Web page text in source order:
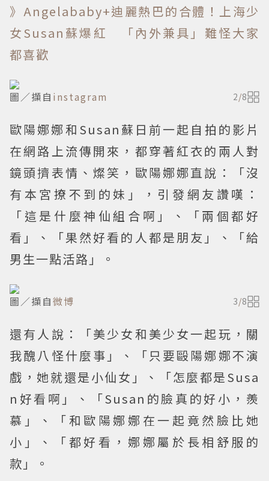
》Angelababy+迪麗熱巴的合體！上海少
女Susan蘇爆紅 「內外兼具」難怪大家
都喜歡
圖／擷自 instagram 2/8
歐陽娜娜和Susan蘇日前一起自拍的影片
在網路上流傳開來，都穿著紅衣的兩人對
鏡頭擠表情、燦笑，歐陽娜娜直說：「沒
有本宮撩不到的妹」，引發網友讚嘆：
「這是什麼神仙組合啊」、「兩個都好
看」、「果然好看的人都是朋友」、「給
男生一點活路」。
圖／擷自微博 3/8
還有人說：「美少女和美少女一起玩，關
我醜八怪什麼事」、「只要毆陽娜娜不演
戲，她就還是小仙女」、「怎麼都是Susa
n好看啊」、「Susan的臉真的好小，羨
慕」、「和歐陽娜娜在一起竟然臉比她
小」、「都好看，娜娜屬於長相舒服的
款」。